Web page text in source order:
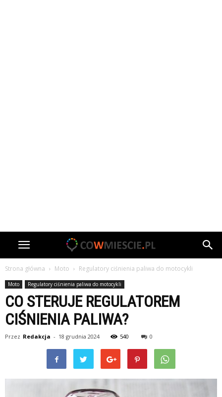
Strona główna Moto Regulatory ciśnienia paliwa do motocykli
Moto Regulatory ciśnienia paliwa do motocykli
CO STERUJE REGULATOREM
CIŚNIENIA PALIWA?
Przez Redakcja - 18 grudnia 2024 540 0